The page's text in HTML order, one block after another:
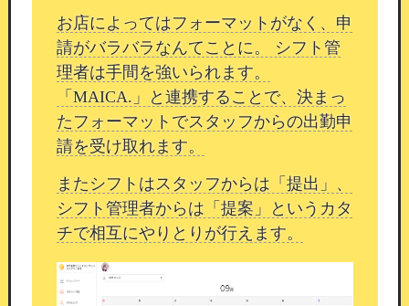
お店によってはフォーマットがなく、申
請がバラバラなんてことに。 シフト管
理者は手間を強いられます。
「MAICA.」と連携することで、決まっ
たフォーマットでスタッフからの出勤申
請を受け取れます。
またシフトはスタッフからは「提出」、
シフト管理者からは「提案」というカタ
チで相互にやりとりが行えます。